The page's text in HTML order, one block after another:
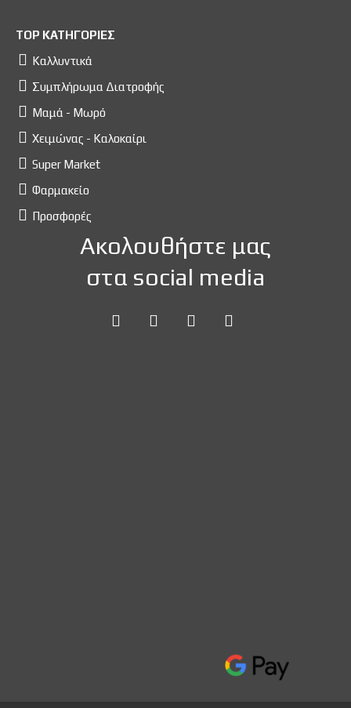
TOP ΚΑΤΗΓΟΡΙΕΣ
Καλλυντικά
Συμπλήρωμα Διατροφής
Μαμά - Μωρό
Χειμώνας - Καλοκαίρι
Super Market
Φαρμακείο
Προσφορές
Ακολουθήστε μας
στα social media